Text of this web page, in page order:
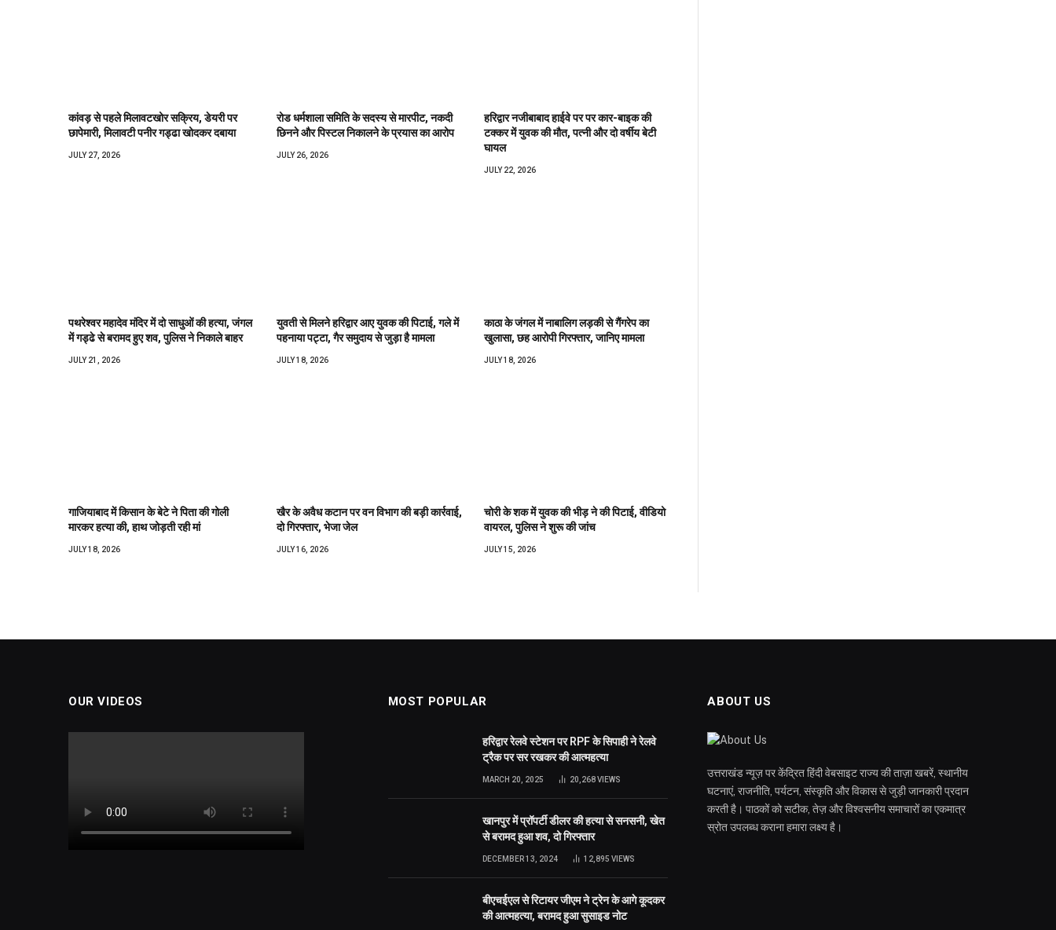
कांवड़ से पहले मिलावटखोर सक्रिय, डेयरी पर
छापेमारी, मिलावटी पनीर गड्ढा खोदकर दबाया
JULY 27, 2026
रोड धर्मशाला समिति के सदस्य से मारपीट, नकदी
छिनने और पिस्टल निकालने के प्रयास का आरोप
JULY 26, 2026
हरिद्वार नजीबाबाद हाईवे पर पर कार-बाइक की
टक्कर में युवक की मौत, पत्नी और दो वर्षीय बेटी
घायल
JULY 22, 2026
पथरेश्वर महादेव मंदिर में दो साधुओं की हत्या, जंगल
में गड्ढे से बरामद हुए शव, पुलिस ने निकाले बाहर
JULY 21, 2026
युवती से मिलने हरिद्वार आए युवक की पिटाई, गले में
पहनाया पट्टा, गैर समुदाय से जुड़ा है मामला
JULY 18, 2026
काठा के जंगल में नाबालिग लड़की से गैंगरेप का
खुलासा, छह आरोपी गिरफ्तार, जानिए मामला
JULY 18, 2026
गाजियाबाद में किसान के बेटे ने पिता की गोली
मारकर हत्या की, हाथ जोड़ती रही मां
JULY 18, 2026
खैर के अवैध कटान पर वन विभाग की बड़ी कार्रवाई,
दो गिरफ्तार, भेजा जेल
JULY 16, 2026
चोरी के शक में युवक की भीड़ ने की पिटाई, वीडियो
वायरल, पुलिस ने शुरू की जांच
JULY 15, 2026
OUR VIDEOS MOST POPULAR
हरिद्वार रेलवे स्टेशन पर RPF के सिपाही ने रेलवे
ट्रैक पर सर रखकर की आत्महत्या
MARCH 20, 2025 20,268VIEWS
खानपुर में प्रॉपर्टी डीलर की हत्या से सनसनी, खेत
से बरामद हुआ शव, दो गिरफ्तार
DECEMBER 13, 2024 12,895 VIEWS
बीएचईएल से रिटायर जीएम ने ट्रेन के आगे कूदकर
की आत्महत्या, बरामद हुआ सुसाइड नोट
ABOUT US
उत्तराखंड न्यूज़ पर केंद्रित हिंदी वेबसाइट राज्य की ताज़ा खबरें, स्थानीय
घटनाएं, राजनीति, पर्यटन, संस्कृति और विकास से जुड़ी जानकारी प्रदान
करती है। पाठकों को सटीक, तेज़ और विश्वसनीय समाचारों का एकमात्र
स्रोत उपलब्ध कराना हमारा लक्ष्य है।